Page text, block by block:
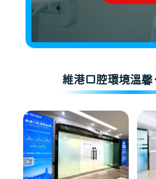
維港口腔環境溫馨